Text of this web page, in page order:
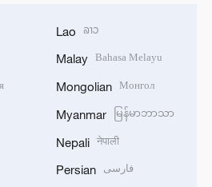
Lao ລາວ
Malay Bahasa Melayu
Mongolian Монгол
Myanmar မြန်မာဘာသာ
Nepali नेपाली
Persian فارسی